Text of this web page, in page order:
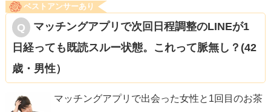
ベストアンサーあり
マッチングアプリで次回日程調整のLINEが1
日経っても既読スルー状態。これって脈無し？(42
歳・男性）
マッチングアプリで出会った女性と1回目のお茶